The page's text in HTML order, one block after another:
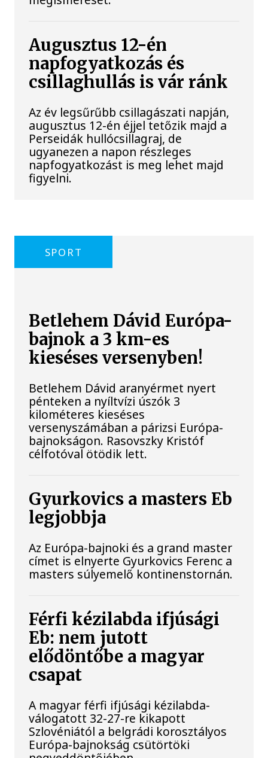
Augusztus 12-én
napfogyatkozás és
csillaghullás is vár ránk
Az év legsűrűbb csillagászati napján,
augusztus 12-én éjjel tetőzik majd a
Perseidák hullócsillagraj, de
ugyanezen a napon részleges
napfogyatkozást is meg lehet majd
figyelni.
SPORT
Betlehem Dávid Európa-
bajnok a 3 km-es
kieséses versenyben!
Betlehem Dávid aranyérmet nyert
pénteken a nyíltvízi úszók 3
kilométeres kieséses
versenyszámában a párizsi Európa-
bajnokságon. Rasovszky Kristóf
célfotóval ötödik lett.
Gyurkovics a masters Eb
legjobbja
Az Európa-bajnoki és a grand master
címet is elnyerte Gyurkovics Ferenc a
masters súlyemelő kontinenstornán.
Férfi kézilabda ifjúsági
Eb: nem jutott
elődöntőbe a magyar
csapat
A magyar férfi ifjúsági kézilabda-
válogatott 32-27-re kikapott
Szlovéniától a belgrádi korosztályos
Európa-bajnokság csütörtöki